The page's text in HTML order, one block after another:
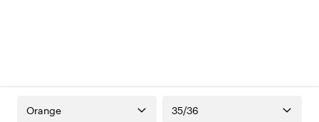
Orange 35/36